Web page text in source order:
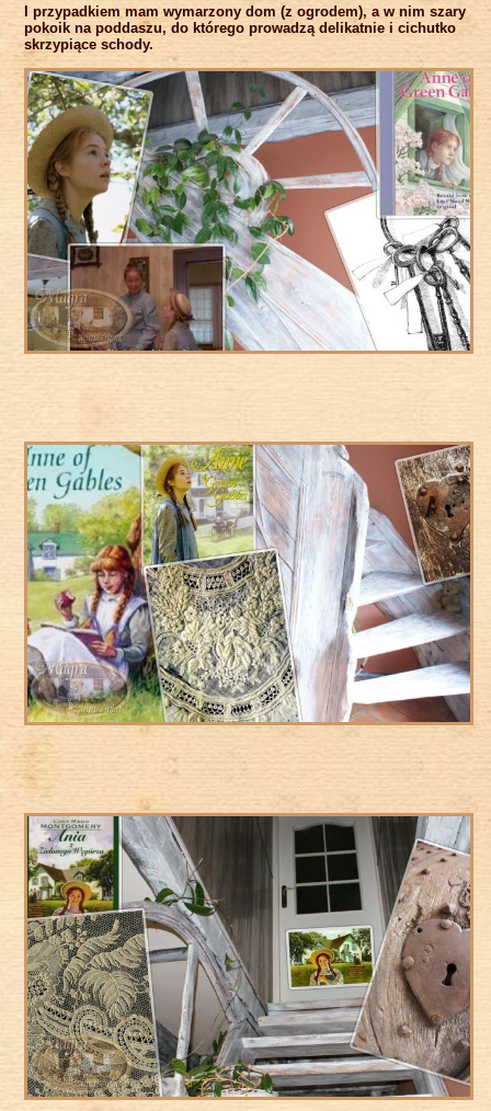
I przypadkiem mam wymarzony dom (z ogrodem), a w nim szary
pokoik na poddaszu, do którego prowadzą delikatnie i cichutko
skrzypiące schody.